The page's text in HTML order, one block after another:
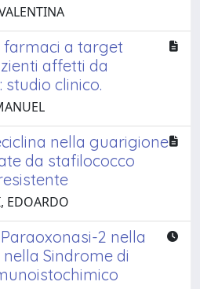
farmaci a target
affetti da
clinico.
nella guarigione
da stafilococco
EDOARDO
2 nella
Sindrome di